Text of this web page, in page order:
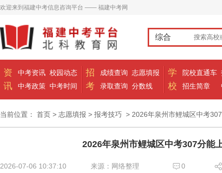
欢迎来到福建中考信息咨询平台 —— 福建中考网
综合
资
讯
中考资讯
中考政策
校园动态
中考时间
招
考
成绩查询
录取查询
志愿填报
分数线
学
校
院校直通车
招生简章
当前位置： 首页 > 志愿填报 > 报考技巧 > 2026年泉州市鲤城区中考
2026年泉州市鲤城区中考307分能
2026-07-06 10:37:10 来源：网络整理 0